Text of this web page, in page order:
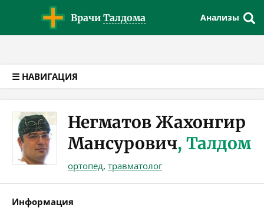
Врачи Талдома Анализы
☰ НАВИГАЦИЯ
Негматов Жахонгир
Мансурович, Талдом
ортопед, травматолог
Информация